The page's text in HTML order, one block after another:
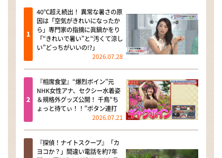
ポツンと一軒家
ザキ山小屋本館
ぺこぱのまるスポ
40℃超え続出！ 異常な暑さの原
因は「空気がきれいになったか
ら」専門家の指摘に眞鍋かをり
「“きれいで暑い”と“汚くて涼し
い”どっちがいいの!?」
2026.07.28
『相席食堂』“爆烈ボイン”元
NHK女性アナ、セクシー水着姿
＆規格外グッズ公開！ 千鳥“ち
ょっと待てぃ！！”ボタン連打
2026.07.21
『探偵！ナイトスクープ』「カ
ヨコか？」間違い電話を約7年